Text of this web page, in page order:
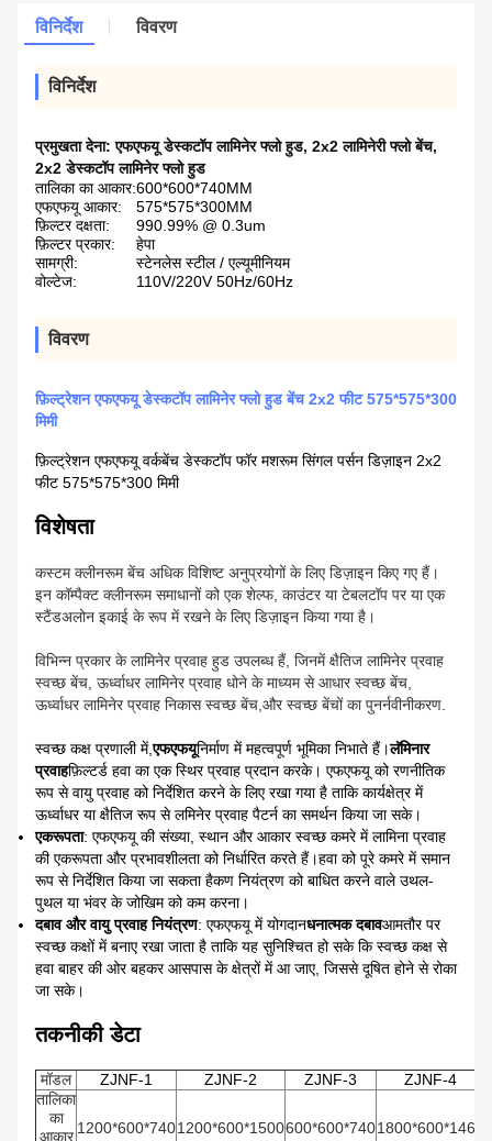
विनिर्देश विवरण
विनिर्देश
प्रमुखता देना:एफएफयू डेस्कटॉप लामिनेर फ्लो हुड, 2x2 लामिनेरी फ्लो बेंच,
2x2 डेस्कटॉप लामिनेर फ्लो हुड
तालिका का आकार:600*600*740MM
एफएफयू आकार:
575*575*300MM
फ़िल्टर दक्षता:
990.99% @ 0.3um
फ़िल्टर प्रकार:
हेपा
सामग्री:
स्टेनलेस स्टील / एल्यूमीनियम
वोल्टेज:
110V/220V 50Hz/60Hz
विवरण
फ़िल्ट्रेशन एफएफयू डेस्कटॉप लामिनेर फ्लो हुड बेंच 2x2 फीट 575*575*300
मिमी
फ़िल्ट्रेशन एफएफयू वर्कबेंच डेस्कटॉप फॉर मशरूम सिंगल पर्सन डिज़ाइन 2x2
फीट 575*575*300 मिमी
विशेषता
कस्टम क्लीनरूम बेंच अधिक विशिष्ट अनुप्रयोगों के लिए डिज़ाइन किए गए हैं।
इन कॉम्पैक्ट क्लीनरूम समाधानों को एक शेल्फ, काउंटर या टेबलटॉप पर या एक
स्टैंडअलोन इकाई के रूप में रखने के लिए डिज़ाइन किया गया है।
विभिन्न प्रकार के लामिनेर प्रवाह हुड उपलब्ध हैं, जिनमें क्षैतिज लामिनेर प्रवाह
स्वच्छ बेंच, ऊर्ध्वाधर लामिनेर प्रवाह धोने के माध्यम से आधार स्वच्छ बेंच,
ऊर्ध्वाधर लामिनेर प्रवाह निकास स्वच्छ बेंच,और स्वच्छ बेंचों का पुनर्नवीनीकरण.
स्वच्छ कक्ष प्रणाली में,एफएफयूनिर्माण में महत्वपूर्ण भूमिका निभाते हैं।लॅमिनार
प्रवाहफ़िल्टर्ड हवा का एक स्थिर प्रवाह प्रदान करके। एफएफयू को रणनीतिक
रूप से वायु प्रवाह को निर्देशित करने के लिए रखा गया है ताकि कार्यक्षेत्र में
ऊर्ध्वाधर या क्षैतिज रूप से लमिनेर प्रवाह पैटर्न का समर्थन किया जा सके।
एकरूपता: एफएफयू की संख्या, स्थान और आकार स्वच्छ कमरे में लामिना प्रवाह
की एकरूपता और प्रभावशीलता को निर्धारित करते हैं।हवा को पूरे कमरे में समान
रूप से निर्देशित किया जा सकता हैकण नियंत्रण को बाधित करने वाले उथल-
पुथल या भंवर के जोखिम को कम करना।
दबाव और वायु प्रवाह नियंत्रण: एफएफयू में योगदानधनात्मक दबावआमतौर पर
स्वच्छ कक्षों में बनाए रखा जाता है ताकि यह सुनिश्चित हो सके कि स्वच्छ कक्ष से
हवा बाहर की ओर बहकर आसपास के क्षेत्रों में आ जाए, जिससे दूषित होने से रोका
जा सके।
तकनीकी डेटा
मॉडल ZJNF-1 ZJNF-2 ZJNF-3
ZJNF-4
तालिका
का
आकार 1200*600*7401200*600*1500600*600*7401800*600*1460